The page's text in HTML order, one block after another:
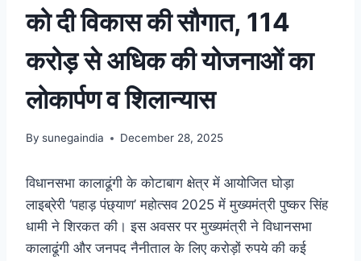
को दी विकास की सौगात, 114
करोड़ से अधिक की योजनाओं का
लोकार्पण व शिलान्यास
By sunegaindia December 28, 2025
विधानसभा कालाढूंगी के कोटाबाग क्षेत्र में आयोजित घोड़ा
लाइब्रेरी ‘पहाड़ पंछ्याण’ महोत्सव 2025 में मुख्यमंत्री पुष्कर सिंह
धामी ने शिरकत की। इस अवसर पर मुख्यमंत्री ने विधानसभा
कालाढूंगी और जनपद नैनीताल के लिए करोड़ों रुपये की कई